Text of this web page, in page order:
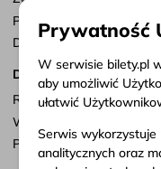
Punkty sprzedaży
Dostosuj zgody
Dokumenty
Regulamin serwisu
Warunki przewozu
Polityka prywatności
Prywatność
W serwisie bilety.pl
aby umożliwić
ułatwić
Serwis wykorzystuje
analitycznych oraz